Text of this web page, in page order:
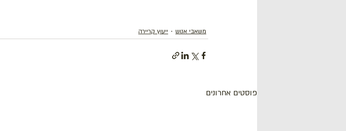
משאבי אנוש ייעוץ קריירה
פוסטים אחרונים